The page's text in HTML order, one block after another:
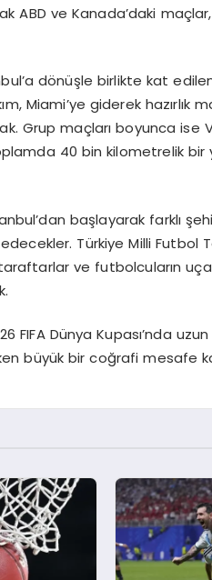
ve Kanada’daki maçlar,
dönüşle birlikte kat
Miami’ye giderek hazırlık
Grup maçları boyunca ise
40 bin kilometrelik bir
başlayarak farklı
Türkiye Milli Futbol
ve futbolcuların
FIFA Dünya Kupası’nda
büyük bir coğrafi mesafe